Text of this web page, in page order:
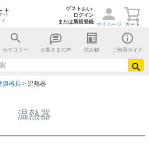
ゲスト さん＞
ログイン
または新規登録
カート
マイページ
カテゴリー お客さまの声 読み物 ご利用ガイド
康器具 温熱器
温熱器